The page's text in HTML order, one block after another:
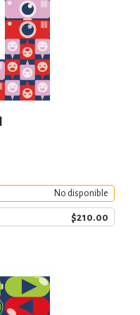
No disponible
$210.00